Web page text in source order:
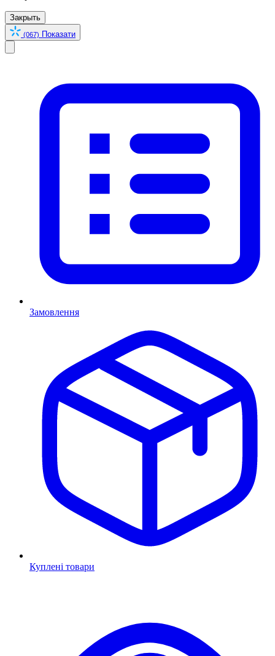
Закрыть
(067) Показати
Замовлення
Куплені товари